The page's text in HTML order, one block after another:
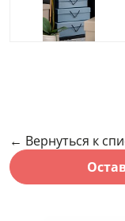
← Вернуться к